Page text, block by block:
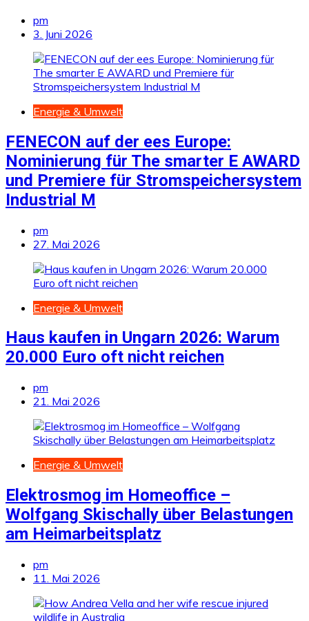
pm
3. Juni 2026
Energie & Umwelt
FENECON auf der ees Europe:
Nominierung für The smarter E AWARD
und Premiere für Stromspeichersystem
Industrial M
pm
27. Mai 2026
Energie & Umwelt
Haus kaufen in Ungarn 2026: Warum
20.000 Euro oft nicht reichen
pm
21. Mai 2026
Energie & Umwelt
Elektrosmog im Homeoffice –
Wolfgang Skischally über Belastungen
am Heimarbeitsplatz
pm
11. Mai 2026